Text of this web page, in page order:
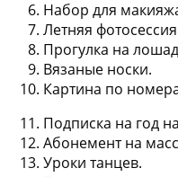
Набор для
Летняя
Прогулка на
Вязаные носки.
Картина по
Подписка на год
Абонемент на
Уроки танцев.